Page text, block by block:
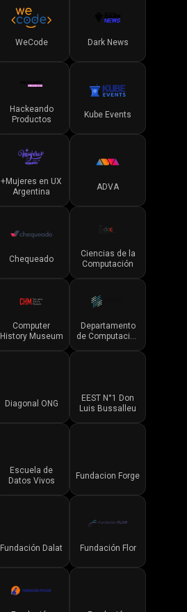
WeCode Dark News
Hackeando
Productos
Kube Events
+Mujeres en UX
Argentina
ADVA
Chequeado
Ciencias de la
Computación
Computer
History Museum
Departamento
de Computación
Diagonal ONG
EEST N°1 Don
Luis Bussalleu
Escuela de
Datos Vivos
Fundacion Forge
Fundación Dalat Fundación Flor